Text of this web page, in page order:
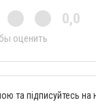
0,0
оценить
та підписуйтесь на